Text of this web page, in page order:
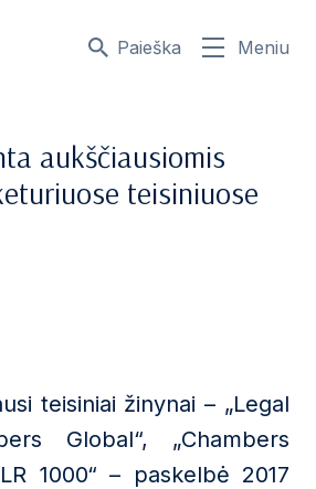
Paieška Meniu
aukščiausiomis
teisiniuose
teisiniai žinynai – „Legal
Global“, „Chambers
1000“ – paskelbė 2017